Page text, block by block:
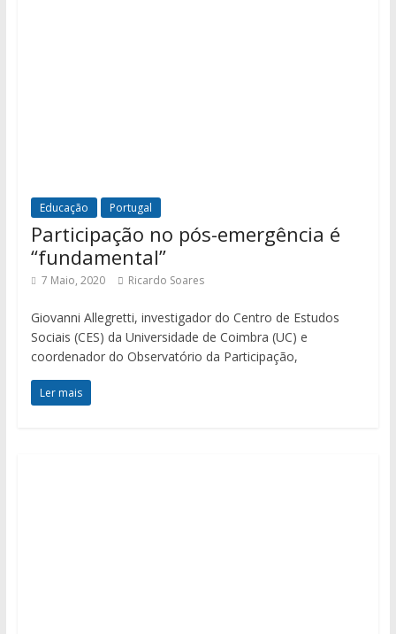
Educação Portugal
Participação no pós-emergência é
“fundamental”
7 Maio, 2020 Ricardo Soares
Giovanni Allegretti, investigador do Centro de Estudos
Sociais (CES) da Universidade de Coimbra (UC) e
coordenador do Observatório da Participação,
Ler mais